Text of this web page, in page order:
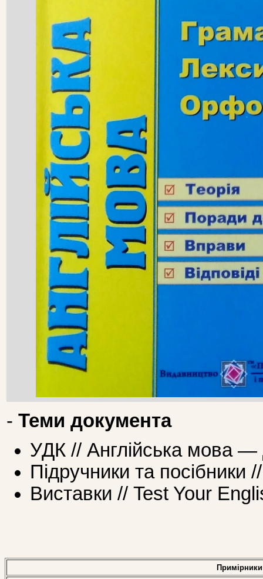
- Теми документа
УДК // Англійська мова —
Підручники та посібники
Виставки // Test Your
Примірники